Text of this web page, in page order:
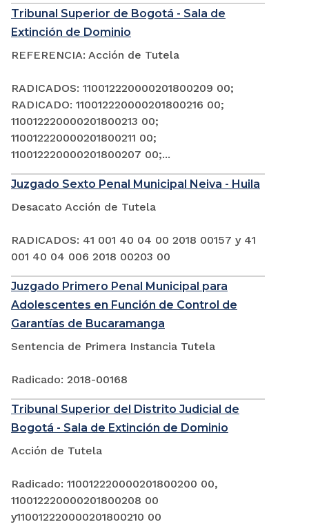
Tribunal Superior de Bogotá - Sala de
Extinción de Dominio
REFERENCIA: Acción de Tutela
RADICADOS: 110012220000201800209 00;
RADICADO: 110012220000201800216 00;
110012220000201800213 00;
110012220000201800211 00;
110012220000201800207 00;...
Juzgado Sexto Penal Municipal Neiva - Huila
Desacato Acción de Tutela
RADICADOS: 41 001 40 04 00 2018 00157 y 41
001 40 04 006 2018 00203 00
Juzgado Primero Penal Municipal para
Adolescentes en Función de Control de
Garantías de Bucaramanga
Sentencia de Primera Instancia Tutela
Radicado: 2018-00168
Tribunal Superior del Distrito Judicial de
Bogotá - Sala de Extinción de Dominio
Acción de Tutela
Radicado: 110012220000201800200 00,
110012220000201800208 00
y110012220000201800210 00